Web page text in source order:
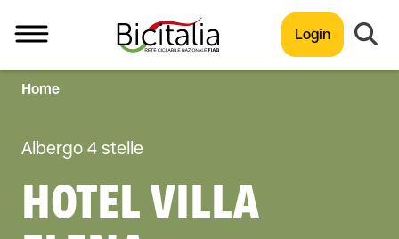
Login
TUTTO
Home
Albergo 4 stelle
HOTEL VILLA